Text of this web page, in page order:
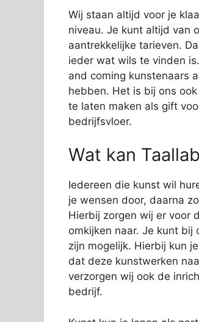
Wij staan altijd voor je
niveau. Je kunt altijd van
aantrekkelijke tarieven.
ieder wat wils te vinden
and coming kunstenaars
hebben. Het is bij ons
te laten maken als gift
bedrijfsvloer.
Wat kan
Iedereen die kunst wil
je wensen door, daarna
Hierbij zorgen wij er voor
omkijken naar. Je kunt bij
zijn mogelijk. Hierbij kun
dat deze kunstwerken
verzorgen wij ook de
bedrijf.